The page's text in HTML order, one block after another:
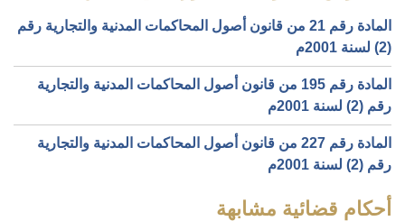
المادة رقم 21 من قانون أصول المحاكمات المدنية والتجارية رقم
(2) لسنة 2001م
المادة رقم 195 من قانون أصول المحاكمات المدنية والتجارية
رقم (2) لسنة 2001م
المادة رقم 227 من قانون أصول المحاكمات المدنية والتجارية
رقم (2) لسنة 2001م
أحكام قضائية مشابهة